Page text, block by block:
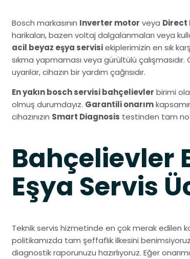
Bosch markasının Inverter motor veya Direct
harikaları, bazen voltaj dalgalanmaları veya
acil beyaz eşya servisiekiplerimizin en sık
sıkma yapmaması veya gürültülü çalışmasıdır.
uyarılar, cihazın bir yardım çağrısıdır.
En yakın bosch servisi bahçelievler birimi
olmuş durumdayız. Garantili onarım
cihazınızın Smart Diagnosis testinden tam
Bahçelievler
Eşya Servis
Teknik servis hizmetinde en çok merak edilen
politikamızda tam şeffaflık ilkesini
diagnostik raporunuzu hazırlıyoruz. Eğer